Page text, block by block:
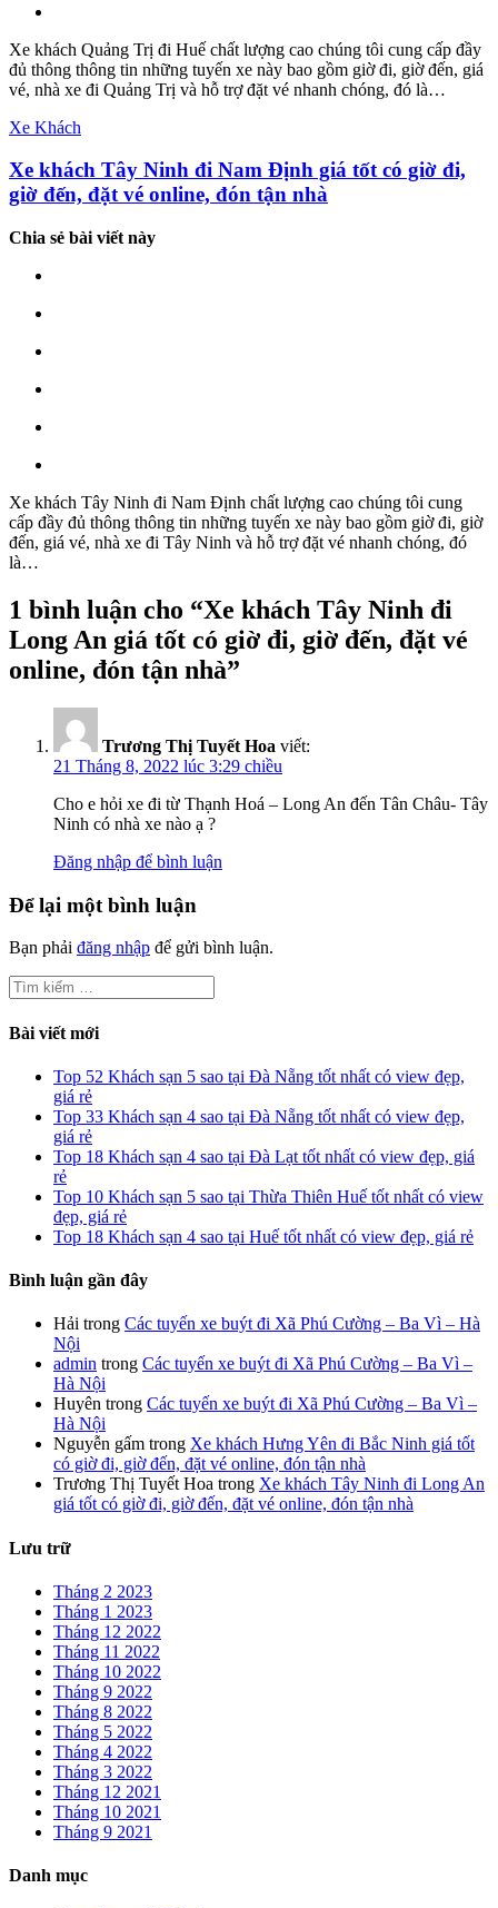
Xe khách Quảng Trị đi Huế chất lượng cao chúng tôi cung cấp đầy
đủ thông thông tin những tuyến xe này bao gồm giờ đi, giờ đến, giá
vé, nhà xe đi Quảng Trị và hỗ trợ đặt vé nhanh chóng, đó là…
Xe Khách
Xe khách Tây Ninh đi Nam Định giá tốt có giờ đi,
giờ đến, đặt vé online, đón tận nhà
Chia sẻ bài viết này
Xe khách Tây Ninh đi Nam Định chất lượng cao chúng tôi cung
cấp đầy đủ thông thông tin những tuyến xe này bao gồm giờ đi, giờ
đến, giá vé, nhà xe đi Tây Ninh và hỗ trợ đặt vé nhanh chóng, đó
là…
1 bình luận cho “Xe khách Tây Ninh đi
Long An giá tốt có giờ đi, giờ đến, đặt vé
online, đón tận nhà”
Trương Thị Tuyết Hoa viết:
21 Tháng 8, 2022 lúc 3:29 chiều
Cho e hỏi xe đi từ Thạnh Hoá – Long An đến Tân Châu- Tây
Ninh có nhà xe nào ạ ?
Đăng nhập để bình luận
Để lại một bình luận
Bạn phải đăng nhập để gửi bình luận.
Tìm
kiếm
cho:
Bài viết mới
Top 52 Khách sạn 5 sao tại Đà Nẵng tốt nhất có view đẹp,
giá rẻ
Top 33 Khách sạn 4 sao tại Đà Nẵng tốt nhất có view đẹp,
giá rẻ
Top 18 Khách sạn 4 sao tại Đà Lạt tốt nhất có view đẹp, giá
rẻ
Top 10 Khách sạn 5 sao tại Thừa Thiên Huế tốt nhất có view
đẹp, giá rẻ
Top 18 Khách sạn 4 sao tại Huế tốt nhất có view đẹp, giá rẻ
Bình luận gần đây
Hải trong Các tuyến xe buýt đi Xã Phú Cường – Ba Vì – Hà
Nội
admin trong Các tuyến xe buýt đi Xã Phú Cường – Ba Vì –
Hà Nội
Huyên trong Các tuyến xe buýt đi Xã Phú Cường – Ba Vì –
Hà Nội
Nguyễn gấm trong Xe khách Hưng Yên đi Bắc Ninh giá tốt
có giờ đi, giờ đến, đặt vé online, đón tận nhà
Trương Thị Tuyết Hoa trong Xe khách Tây Ninh đi Long An
giá tốt có giờ đi, giờ đến, đặt vé online, đón tận nhà
Lưu trữ
Tháng 2 2023
Tháng 1 2023
Tháng 12 2022
Tháng 11 2022
Tháng 10 2022
Tháng 9 2022
Tháng 8 2022
Tháng 5 2022
Tháng 4 2022
Tháng 3 2022
Tháng 12 2021
Tháng 10 2021
Tháng 9 2021
Danh mục